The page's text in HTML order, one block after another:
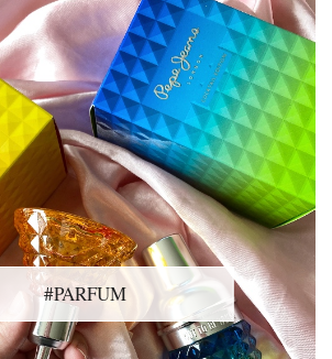
#PARFUM